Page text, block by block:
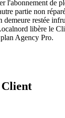
l'abonnement de
partie non
demeure restée
libère le
Agency Pro.